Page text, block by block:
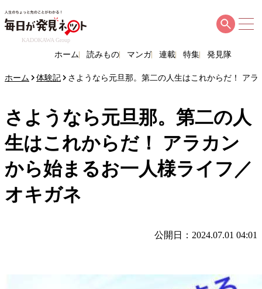
KADOKAWA Group
ホーム 読みもの マンガ 連載 特集 発見隊
ホーム 体験記 さようなら元旦那。第二の人生はこれからだ！ ア
さようなら元旦那。第二の人
生はこれからだ！ アラカン
から始まるお一人様ライフ／
オキガネ
公開日：2024.07.01 04:01